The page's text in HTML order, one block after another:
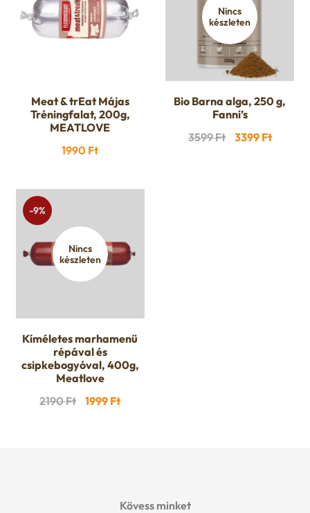
Meat & trEat Májas
Tréningfalat, 200g,
MEATLOVE
1990 Ft
Nincs
készleten
Bio Barna alga, 250 g,
Fanni’s
3599Ft Original
3399 FtCurrent
Nincs
készleten
-9%
Kíméletes marhamenü
répával és
csipkebogyóval, 400g,
Meatlove
2190Ft Original
1999 FtCurrent
Kövess minket